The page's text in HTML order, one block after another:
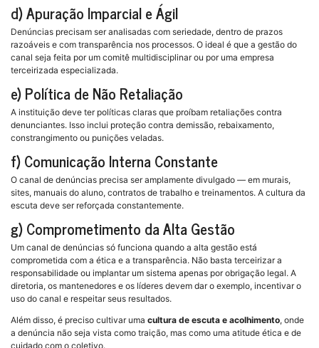
d) Apuração Imparcial e Ágil
Denúncias precisam ser analisadas com seriedade, dentro de prazos
razoáveis e com transparência nos processos. O ideal é que a gestão do
canal seja feita por um comitê multidisciplinar ou por uma empresa
terceirizada especializada.
e) Política de Não Retaliação
A instituição deve ter políticas claras que proíbam retaliações contra
denunciantes. Isso inclui proteção contra demissão, rebaixamento,
constrangimento ou punições veladas.
f) Comunicação Interna Constante
O canal de denúncias precisa ser amplamente divulgado — em murais,
sites, manuais do aluno, contratos de trabalho e treinamentos. A cultura da
escuta deve ser reforçada constantemente.
g) Comprometimento da Alta Gestão
Um canal de denúncias só funciona quando a alta gestão está
comprometida com a ética e a transparência. Não basta terceirizar a
responsabilidade ou implantar um sistema apenas por obrigação legal. A
diretoria, os mantenedores e os líderes devem dar o exemplo, incentivar o
uso do canal e respeitar seus resultados.
Além disso, é preciso cultivar uma cultura de escuta e acolhimento, onde
a denúncia não seja vista como traição, mas como uma atitude ética e de
cuidado com o coletivo.